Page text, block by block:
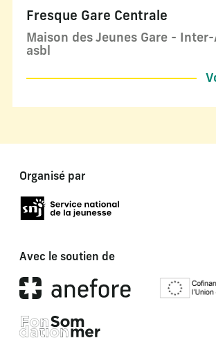
Fresque Gare Centrale
Maison des Jeunes Gare -
asbl
Organisé par
Avec le soutien de